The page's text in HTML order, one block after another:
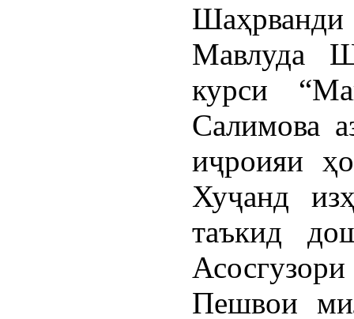
Мавлуда
курси
Салимова
иҷроияи
Хуҷанд
таъкид
Пешвои